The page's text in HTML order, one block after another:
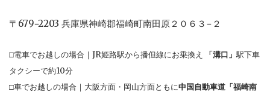
〒679−2203 兵庫県神崎郡福崎町南田原２０６３−２
□電車でお越しの場合｜JR姫路駅から播但線にお乗換え 「溝口」駅下車
タクシーで約10分
□車でお越しの場合｜大阪方面・岡山方面ともに中国自動車道「福崎南